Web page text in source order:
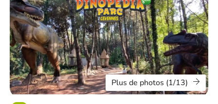
Plus de photos (1/13)